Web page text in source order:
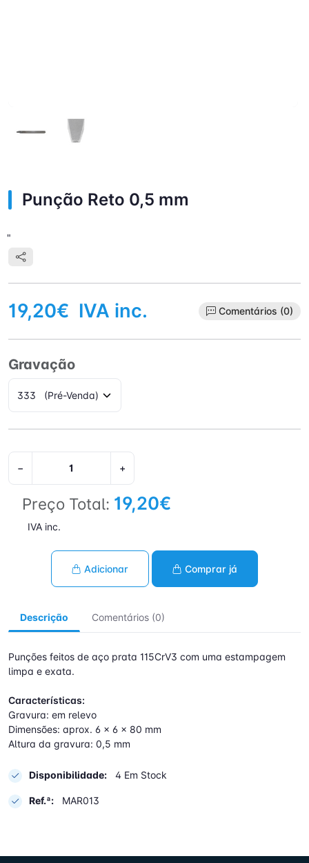
Punção Reto 0,5 mm
"
19,20€ IVA inc. Comentários (0)
Gravação
− +
Preço Total: 19,20€
IVA inc.
Adicionar Comprar já
Descrição Comentários (0)
Punções feitos de aço prata 115CrV3 com uma estampagem
limpa e exata.
Características:
Gravura: em relevo
Dimensões: aprox. 6 x 6 x 80 mm
Altura da gravura: 0,5 mm
Disponibilidade: 4 Em Stock
Ref.ª: MAR013